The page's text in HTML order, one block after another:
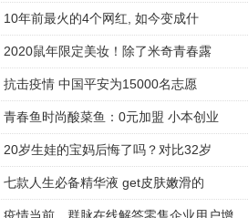
10年前最火的4个网红, 如今变成什
2020鼠年限定美妆！除了米奇青春露
抗击疫情 中国平安为15000名志愿
青春鱼时尚酸菜鱼：0元加盟 小本创业
20岁生娃的宝妈后悔了吗？对比32岁
七款人生必备精华液 get皮肤嫩滑的